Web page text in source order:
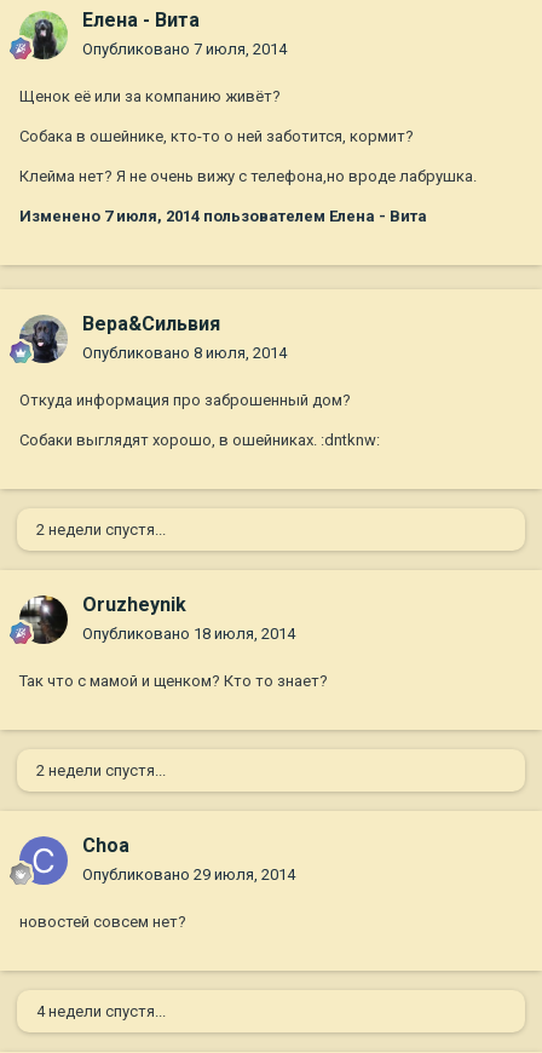
Елена - Вита
Опубликовано 7 июля, 2014
Щенок её или за компанию живёт?
Собака в ошейнике, кто-то о ней заботится, кормит?
Клейма нет? Я не очень вижу с телефона,но вроде лабрушка.
Изменено 7 июля, 2014 пользователем Елена - Вита
Вера&Сильвия
Опубликовано 8 июля, 2014
Откуда информация про заброшенный дом?
Собаки выглядят хорошо, в ошейниках. :dntknw:
2 недели спустя...
Oruzheynik
Опубликовано 18 июля, 2014
Так что с мамой и щенком? Кто то знает?
2 недели спустя...
Choa
Опубликовано 29 июля, 2014
новостей совсем нет?
4 недели спустя...